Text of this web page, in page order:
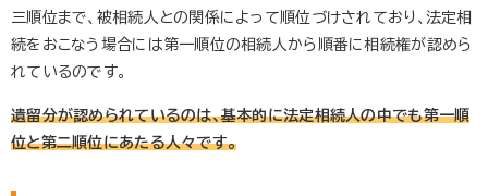
三順位まで、被相続人との関係によって順位づけされており、法定相
続をおこなう場合には第一順位の相続人から順番に相続権が認めら
れているのです。
遺留分が認められているのは、基本的に法定相続人の中でも第一順
位と第二順位にあたる人々です。